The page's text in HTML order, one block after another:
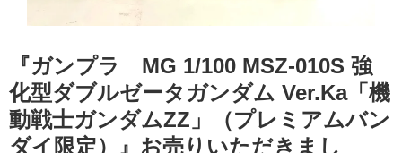
『ガンプラ MG 1/100 MSZ-010S ​強
化型ダブルゼータガンダム ​Ver.Ka「機
動戦士ガンダムZZ」（プレミアムバン
ダイ限定）』お売りいただきまし